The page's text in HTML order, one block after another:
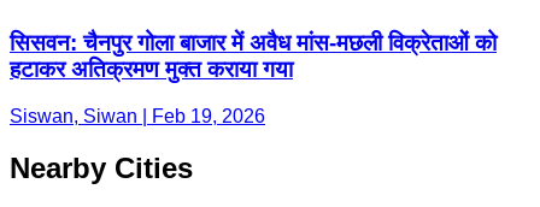
सिसवन: चैनपुर गोला बाजार में अवैध मांस-मछली विक्रेताओं को
हटाकर अतिक्रमण मुक्त कराया गया
Siswan, Siwan | Feb 19, 2026
Nearby Cities